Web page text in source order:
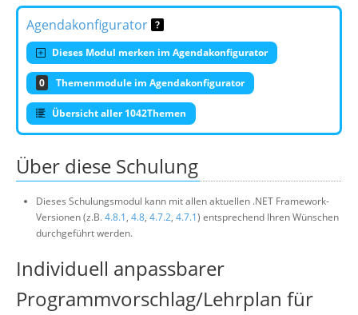
Agendakonfigurator
Dieses Modul merken im Agendakonfigurator
0 Themenmodule im Agendakonfigurator
Übersicht aller 1042Themen
Über diese Schulung
Dieses Schulungsmodul kann mit allen aktuellen .NET Framework-
Versionen (z.B.4.8.1, 4.8, 4.7.2, 4.7.1) entsprechend Ihren Wünschen
durchgeführt werden.
Individuell anpassbarer
Programmvorschlag/Lehrplan für